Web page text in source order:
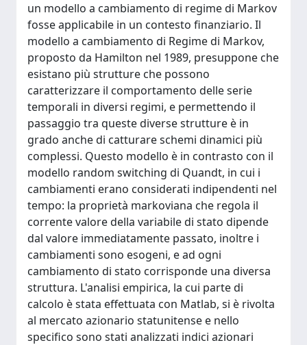
un modello a cambiamento di regime di Markov
fosse applicabile in un contesto finanziario. Il
modello a cambiamento di Regime di Markov,
proposto da Hamilton nel 1989, presuppone che
esistano più strutture che possono
caratterizzare il comportamento delle serie
temporali in diversi regimi, e permettendo il
passaggio tra queste diverse strutture è in
grado anche di catturare schemi dinamici più
complessi. Questo modello è in contrasto con il
modello random switching di Quandt, in cui i
cambiamenti erano considerati indipendenti nel
tempo: la proprietà markoviana che regola il
corrente valore della variabile di stato dipende
dal valore immediatamente passato, inoltre i
cambiamenti sono esogeni, e ad ogni
cambiamento di stato corrisponde una diversa
struttura. L'analisi empirica, la cui parte di
calcolo è stata effettuata con Matlab, si è rivolta
al mercato azionario statunitense e nello
specifico sono stati analizzati indici azionari